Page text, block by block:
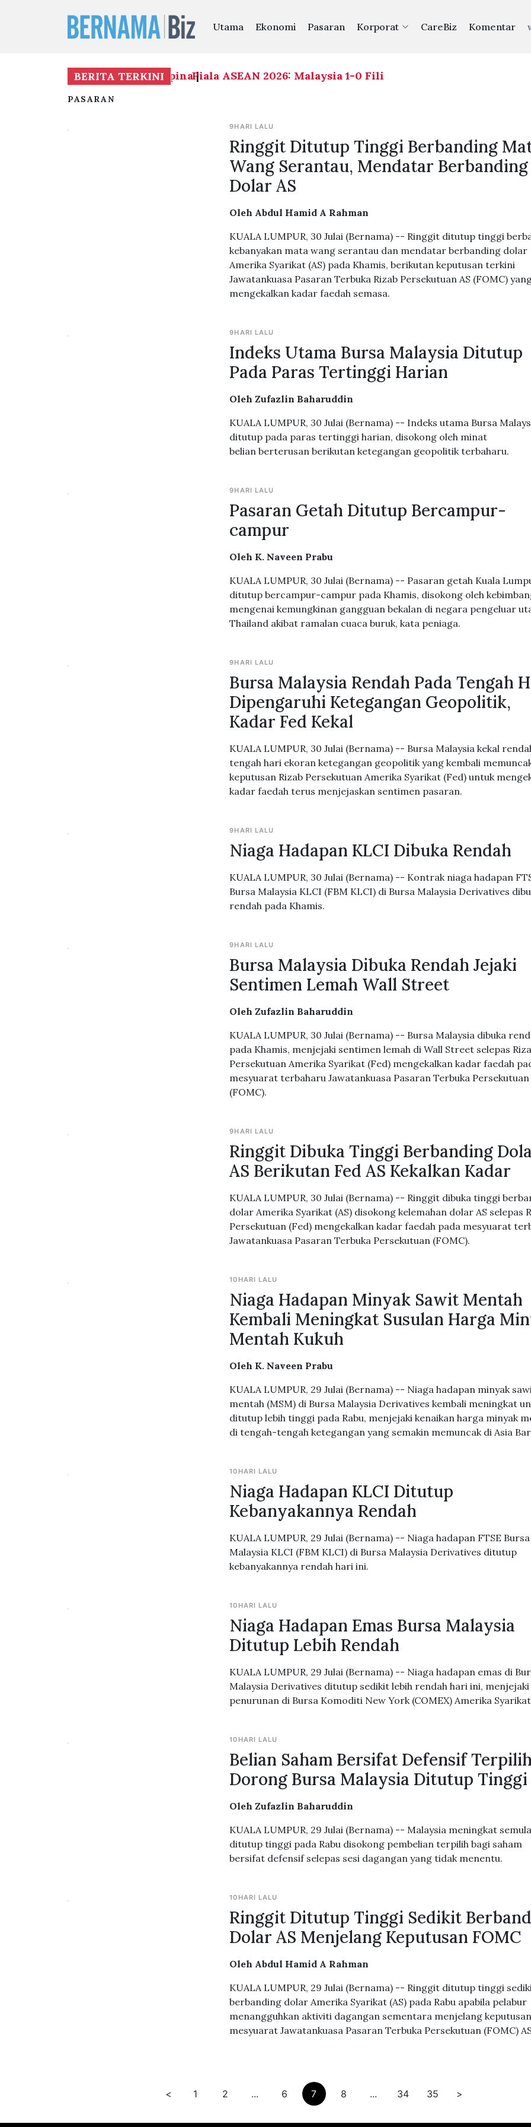
Utama Ekonomi Pasaran Korporat CareBiz Komentar
BERITA TERKINI Piala ASEAN 2026:
Piala ASEAN 2026: Malaysia 1-0 Filipina|
PASARAN
9HARI LALU
Ringgit Ditutup Tinggi Berbanding
Wang Serantau, Mendatar Berbanding
Dolar AS
Oleh Abdul Hamid A Rahman
KUALA LUMPUR, 30 Julai (Bernama) -- Ringgit ditutup tinggi
kebanyakan mata wang serantau dan mendatar berbanding dolar
Amerika Syarikat (AS) pada Khamis, berikutan keputusan terkini
Jawatankuasa Pasaran Terbuka Rizab Persekutuan AS (FOMC)
mengekalkan kadar faedah semasa.
9HARI LALU
Indeks Utama Bursa Malaysia Ditutup
Pada Paras Tertinggi Harian
Oleh Zufazlin Baharuddin
KUALA LUMPUR, 30 Julai (Bernama) -- Indeks utama Bursa
ditutup pada paras tertinggi harian, disokong oleh minat
belian berterusan berikutan ketegangan geopolitik terbaharu.
9HARI LALU
Pasaran Getah Ditutup Bercampur-
campur
Oleh K. Naveen Prabu
KUALA LUMPUR, 30 Julai (Bernama) -- Pasaran getah Kuala
ditutup bercampur-campur pada Khamis, disokong oleh
mengenai kemungkinan gangguan bekalan di negara pengeluar
Thailand akibat ramalan cuaca buruk, kata peniaga.
9HARI LALU
Bursa Malaysia Rendah Pada Tengah
Dipengaruhi Ketegangan Geopolitik,
Kadar Fed Kekal
KUALA LUMPUR, 30 Julai (Bernama) -- Bursa Malaysia kekal
tengah hari ekoran ketegangan geopolitik yang kembali
keputusan Rizab Persekutuan Amerika Syarikat (Fed) untuk
kadar faedah terus menjejaskan sentimen pasaran.
9HARI LALU
Niaga Hadapan KLCI Dibuka Rendah
KUALA LUMPUR, 30 Julai (Bernama) -- Kontrak niaga hadapan
Bursa Malaysia KLCI (FBM KLCI) di Bursa Malaysia Derivatives
rendah pada Khamis.
9HARI LALU
Bursa Malaysia Dibuka Rendah Jejaki
Sentimen Lemah Wall Street
Oleh Zufazlin Baharuddin
KUALA LUMPUR, 30 Julai (Bernama) -- Bursa Malaysia dibuka
pada Khamis, menjejaki sentimen lemah di Wall Street selepas
Persekutuan Amerika Syarikat (Fed) mengekalkan kadar faedah
mesyuarat terbaharu Jawatankuasa Pasaran Terbuka Persekutuan
(FOMC).
9HARI LALU
Ringgit Dibuka Tinggi Berbanding
AS Berikutan Fed AS Kekalkan Kadar
KUALA LUMPUR, 30 Julai (Bernama) -- Ringgit dibuka tinggi
dolar Amerika Syarikat (AS) disokong kelemahan dolar AS selepas
Persekutuan (Fed) mengekalkan kadar faedah pada mesyuarat
Jawatankuasa Pasaran Terbuka Persekutuan (FOMC).
10HARI LALU
Niaga Hadapan Minyak Sawit Mentah
Kembali Meningkat Susulan Harga
Mentah Kukuh
Oleh K. Naveen Prabu
KUALA LUMPUR, 29 Julai (Bernama) -- Niaga hadapan minyak
mentah (MSM) di Bursa Malaysia Derivatives kembali meningkat
ditutup lebih tinggi pada Rabu, menjejaki kenaikan harga minyak
di tengah-tengah ketegangan yang semakin memuncak di Asia
10HARI LALU
Niaga Hadapan KLCI Ditutup
Kebanyakannya Rendah
KUALA LUMPUR, 29 Julai (Bernama) -- Niaga hadapan FTSE Bursa
Malaysia KLCI (FBM KLCI) di Bursa Malaysia Derivatives ditutup
kebanyakannya rendah hari ini.
10HARI LALU
Niaga Hadapan Emas Bursa Malaysia
Ditutup Lebih Rendah
KUALA LUMPUR, 29 Julai (Bernama) -- Niaga hadapan emas di
Malaysia Derivatives ditutup sedikit lebih rendah hari ini, menjejaki
penurunan di Bursa Komoditi New York (COMEX) Amerika
10HARI LALU
Belian Saham Bersifat Defensif Terpilih
Dorong Bursa Malaysia Ditutup Tinggi
Oleh Zufazlin Baharuddin
KUALA LUMPUR, 29 Julai (Bernama) -- Malaysia meningkat
ditutup tinggi pada Rabu disokong pembelian terpilih bagi saham
bersifat defensif selepas sesi dagangan yang tidak menentu.
10HARI LALU
Ringgit Ditutup Tinggi Sedikit
Dolar AS Menjelang Keputusan FOMC
Oleh Abdul Hamid A Rahman
KUALA LUMPUR, 29 Julai (Bernama) -- Ringgit ditutup tinggi
berbanding dolar Amerika Syarikat (AS) pada Rabu apabila pelabur
menangguhkan aktiviti dagangan sementara menjelang keputusan
mesyuarat Jawatankuasa Pasaran Terbuka Persekutuan (FOMC)
< 1 2 ... 6 7 8 ... 34 35 >